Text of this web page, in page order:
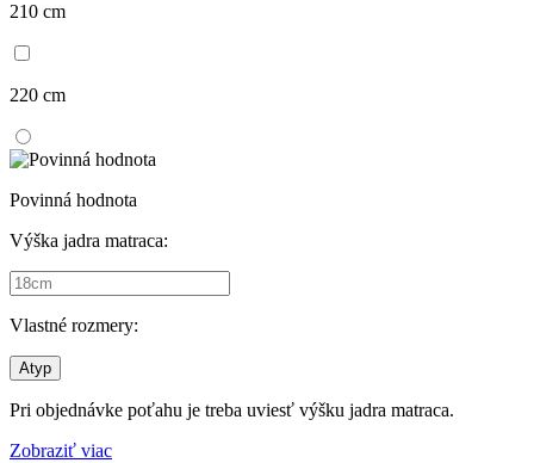
210 cm
220 cm
Povinná hodnota
Výška jadra matraca:
Vlastné rozmery:
Atyp
Pri objednávke poťahu je treba uviesť výšku jadra matraca.
Zobraziť viac